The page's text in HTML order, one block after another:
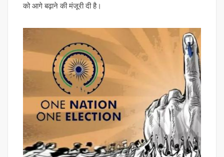
को आगे बढ़ाने की मंजूरी दी है।